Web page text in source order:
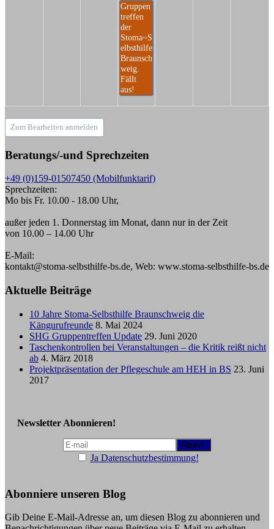
Gruppen
treffen
der
Stoma~S
elbsthilfe
Braunsch
weig.
Fällt
aus!
Zum Bearbeiten anmelden
Beratungs/-und Sprechzeiten
+49 (0)159-01507450 (Mobilfunktarif)
Sprechzeiten:
Mo bis Fr. 10.00 - 18.00 Uhr,
außer jeden 1. Donnerstag im Monat, dann nur in der Zeit
von 10.00 – 14.00 Uhr
E-Mail:
kontakt@stoma-selbsthilfe-bs.de, Web: www.stoma-selbsthilfe-bs.de
Aktuelle Beiträge
10 Jahre Stoma-Selbsthilfe Braunschweig die
Kängurufreunde 8. Mai 2024
SHG Gruppentreffen Update 29. Juni 2020
Taschenkontrollen bei Veranstaltungen – die Kritik reißt nicht
ab 4. März 2018
Projektpräsentation der Pflegeschule am HEH in BS 23. Juni
2017
Newsletter Abonnieren!
Ja Datenschutzbestimmung!
Abonniere unseren Blog
Gib Deine E-Mail-Adresse an, um diesen Blog zu abonnieren und